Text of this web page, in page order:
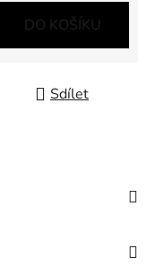
DO KOŠÍKU
Sdílet